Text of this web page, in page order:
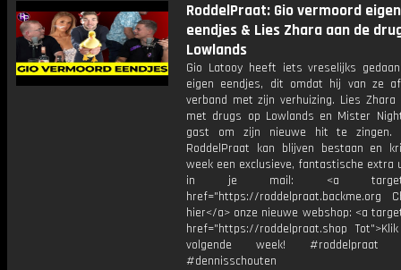
RoddelPraat: Gio vermoord eigen
eendjes & Lies Zhara aan de
Lowlands
Gio Latooy heeft iets vreselijks
eigen eendjes, dit omdat hij van ze
verband met zijn verhuizing. Lies
met drugs op Lowlands en Mister
gast om zijn nieuwe hit te zingen.
RoddelPraat kan blijven bestaan en
week een exclusieve, fantastische extra
in je mail: <a
href="https://roddelpraat.backme.org
hier</a> onze nieuwe webshop: <a
href="https://roddelpraat.shop
volgende week! #roddelpraat
#dennisschouten